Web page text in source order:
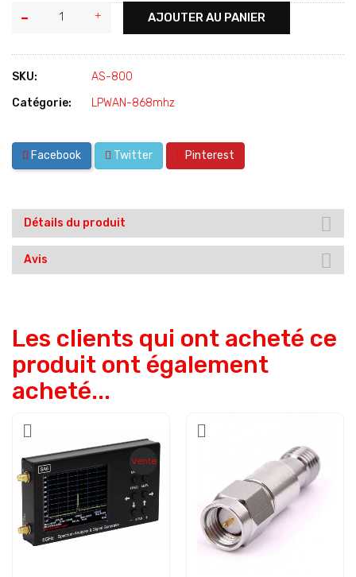
AJOUTER AU PANIER
SKU:
AS-800
Catégorie:
LPWAN-868mhz
Facebook Twitter Pinterest
Détails du produit
Avis
Les clients qui ont acheté ce
produit ont également
acheté...
Vente